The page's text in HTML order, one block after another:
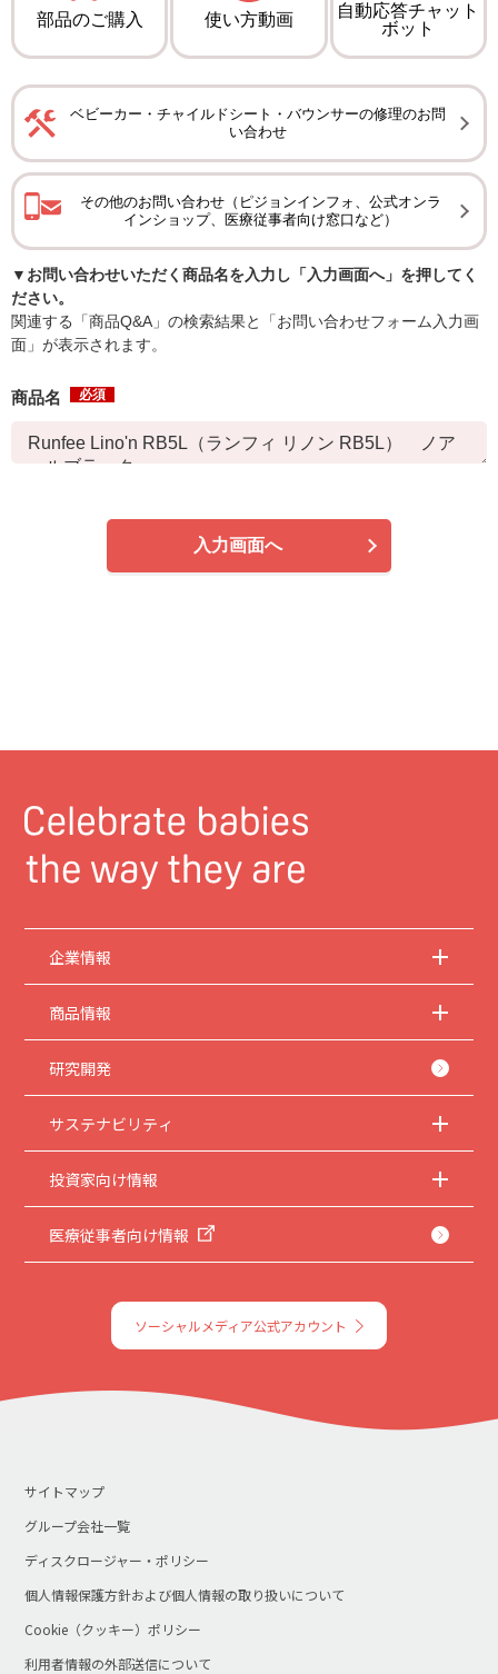
部品のご購入 使い方動画
自動応答チャット
ボット
ベビーカー・チャイルドシート・バウンサーの修理のお問
い合わせ
その他のお問い合わせ（ピジョンインフォ、公式オンラ
インショップ、医療従事者向け窓口など）
▼お問い合わせいただく商品名を入力し「入力画面へ」を押してく
ださい。
関連する「商品Q&A」の検索結果と「お問い合わせフォーム入力画
面」が表示されます。
商品名 必須
入力画面へ
企業情報
商品情報
研究開発
サステナビリティ
投資家向け情報
医療従事者向け情報
ソーシャルメディア公式アカウント
サイトマップ
グループ会社一覧
ディスクロージャー・ポリシー
個人情報保護方針および個人情報の取り扱いについて
Cookie（クッキー）ポリシー
利用者情報の外部送信について